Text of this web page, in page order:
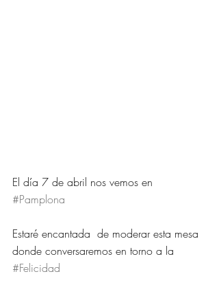
El día 7 de abril nos vemos en
#Pamplona
Estaré encantada  de moderar esta mesa
donde conversaremos en torno a la
#Felicidad